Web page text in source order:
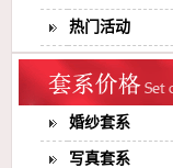
热门活动
婚纱套系
写真套系